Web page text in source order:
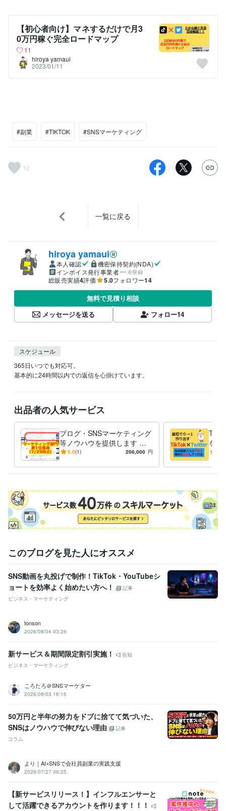
【初心者向け】マネするだけで月3
0万円稼ぐ完全ロードマップ
11
hiroya yamaui
2023/01/11
#副業 #TIKTOK #SNSマーケティング
12
一覧に戻る
hiroya yamaui
本人確認
機密保持契約(NDA)
インボイス発行事業者
未登録
総販売実績4評価 5.0フォロワー14
無料で見積り相談
メッセージを送る
フォロー14
スケジュール
365日いつでも対応可。
基本的に24時間以内での返信を心掛けています。
出品者の人気サービス
ブログ・SNSマーケティング
等ノウハウを提供します 売
上UPの為のサポート！その
す！
5.0(1) 200,000 円
を教
日
このブログを見た人にオススメ
SNS動画を丸投げで制作！TikTok・YouTubeシ
ョートを効率よく始めたい方へ！
記事
ビジネス・マーケティング
tonson
2026/08/04 03:26
新サービス＆期間限定割引実施！
告知
ビジネス・マーケティング
ころたろ＠SNSマーケター
2026/08/03 16:16
50万円と半年の努力をドブに捨てて気づいた、
SNSはノウハウで伸びない理由
記事
コラム
より｜AI×SNSで会社員副業の実践支援
2026/07/27 06:25
【新サービスリリース！】インフルエンサーと
して活躍できるアカウントを作ります！！！